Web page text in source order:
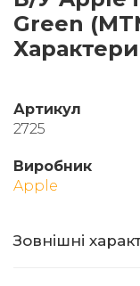
Green
Артикул
2725
Виробник
Apple
Зовнішні